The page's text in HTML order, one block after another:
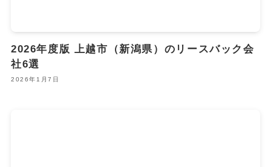
2026年度版 上越市（新潟県）のリースバック会
社6選
2026年1月7日